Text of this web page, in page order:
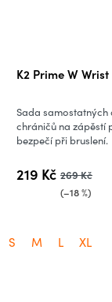
K2 Prime W
219 Kč 269 Kč
(–18 %)
Sada samostatných
chráničů na zápěstí
bezpečí při bruslení.
S M L XL